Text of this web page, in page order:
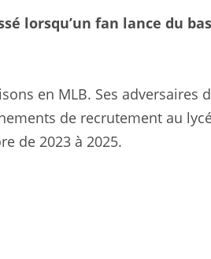
lorsqu’un fan lance du
en MLB. Ses adversaires
de recrutement au
de 2023 à 2025.